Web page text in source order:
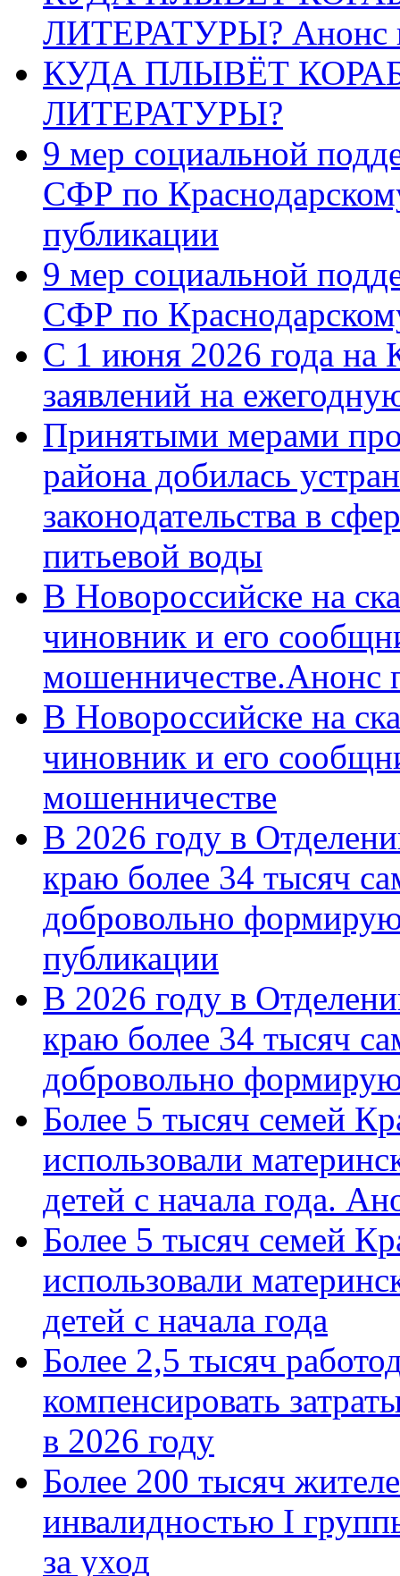
ЛИТЕРАТУРЫ? Анонс
КУДА ПЛЫВЁТ
ЛИТЕРАТУРЫ?
9 мер социальной
СФР по
публикации
9 мер социальной
СФР по
С 1 июня 2026 года на
заявлений на
Принятыми мерами
района добилась
законодательства в
питьевой воды
В Новороссийске на
чиновник и его
мошенничестве.Анонс
В Новороссийске на
чиновник и его
мошенничестве
В 2026 году в
краю более 34 тысяч
добровольно
публикации
В 2026 году в
краю более 34 тысяч
добровольно
Более 5 тысяч семей
использовали
детей с начала года.
Более 5 тысяч семей
использовали
детей с начала года
Более 2,5 тысяч
компенсировать
в 2026 году
Более 200 тысяч
инвалидностью I
за уход